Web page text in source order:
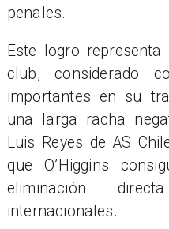
penales.
Este logro
club, considerado
importantes en su
una larga racha
Luis Reyes de AS
que O’Higgins
eliminación
internacionales.